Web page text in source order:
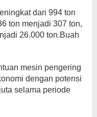
dari 994 ton
ton menjadi 307 ton,
26.000 ton.Buah
mesin pengering
dengan potensi
selama periode